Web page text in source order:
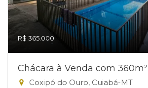
R$ 365.000
Chácara à Venda com 360m²
Coxipó do Ouro, Cuiabá-MT